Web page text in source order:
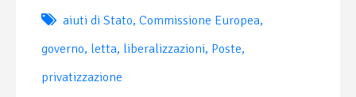
aiuti di Stato, Commissione Europea,
governo, letta, liberalizzazioni, Poste,
privatizzazione